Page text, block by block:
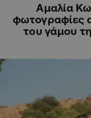
Αμαλία
φωτογραφίες
του γάμου